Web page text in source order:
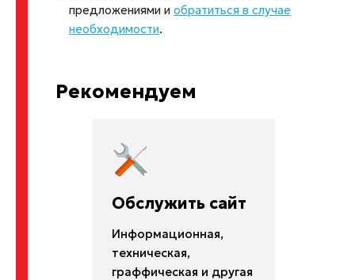
предложениями и обратиться в случае
необходимости.
Рекомендуем
Обслужить сайт
Информационная,
техническая,
граффическая и другая